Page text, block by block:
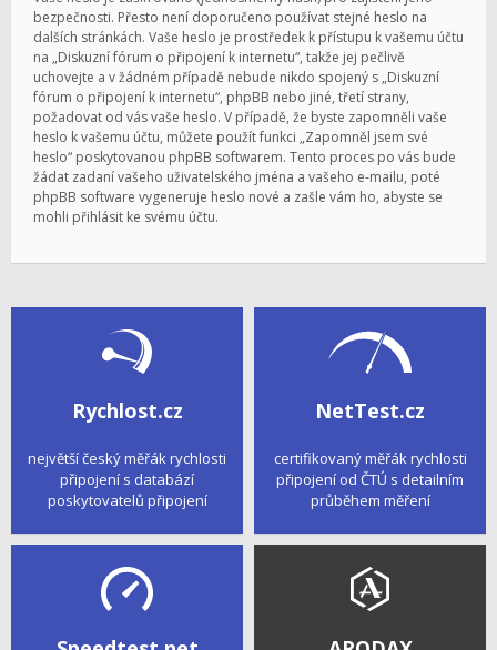
bezpečnosti. Přesto není doporučeno používat stejné heslo na
dalších stránkách. Vaše heslo je prostředek k přístupu k vašemu účtu
na „Diskuzní fórum o připojení k internetu“, takže jej pečlivě
uchovejte a v žádném případě nebude nikdo spojený s „Diskuzní
fórum o připojení k internetu“, phpBB nebo jiné, třetí strany,
požadovat od vás vaše heslo. V případě, že byste zapomněli vaše
heslo k vašemu účtu, můžete použít funkci „Zapomněl jsem své
heslo“ poskytovanou phpBB softwarem. Tento proces po vás bude
žádat zadaní vašeho uživatelského jména a vašeho e-mailu, poté
phpBB software vygeneruje heslo nové a zašle vám ho, abyste se
mohli přihlásit ke svému účtu.
Rychlost.cz
největší český měřák rychlosti
připojení s databází
poskytovatelů připojení
NetTest.cz
certifikovaný měřák rychlosti
připojení od ČTÚ s detailním
průběhem měření